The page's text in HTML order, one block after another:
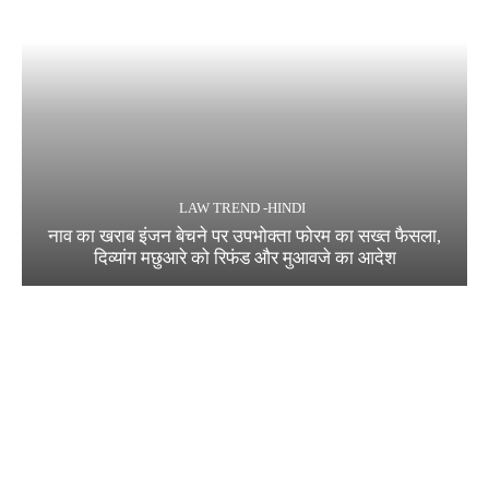
LAW TREND -HINDI
नाव का खराब इंजन बेचने पर उपभोक्ता फोरम का सख्त फैसला,
दिव्यांग मछुआरे को रिफंड और मुआवजे का आदेश